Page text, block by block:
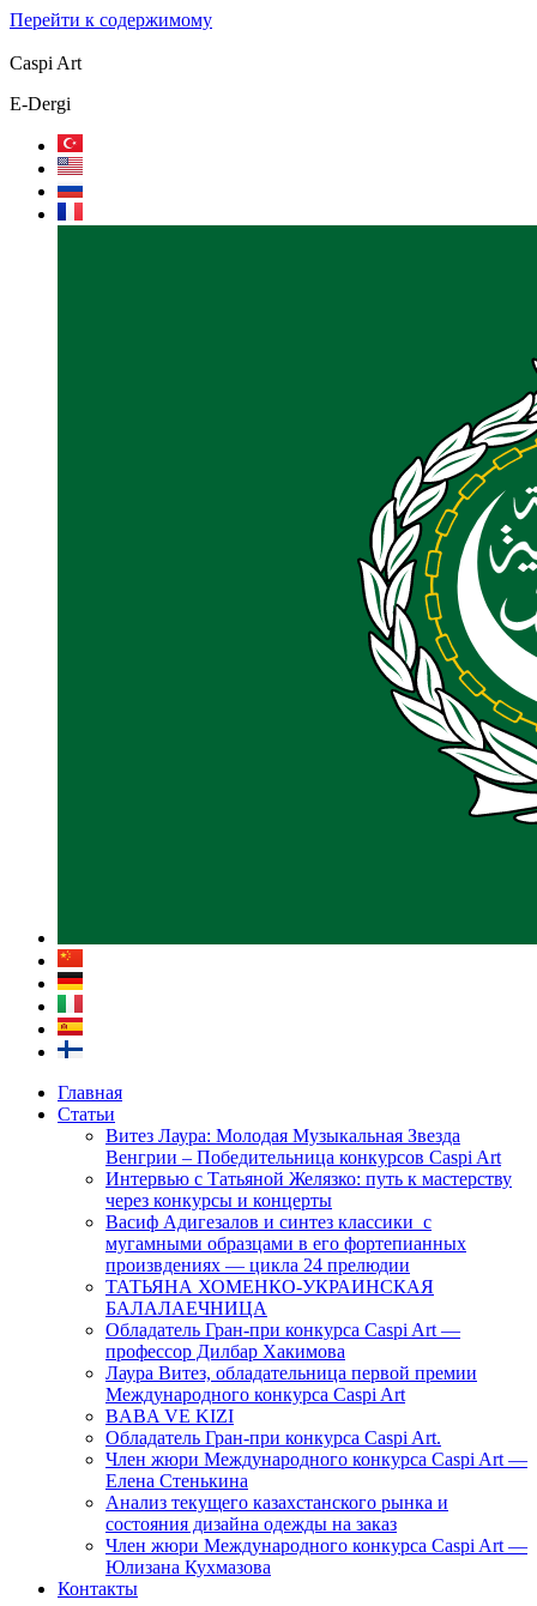
Перейти к содержимому
Caspi Art
E-Dergi
Главная
Статьи
Витез Лаура: Молодая Музыкальная Звезда
Венгрии – Победительница конкурсов Caspi Art
Интервью с Татьяной Желязко: путь к мастерству
через конкурсы и концерты
Васиф Адигезалов и синтез классики с
мугамными образцами в его фортепианных
произвдениях — цикла 24 прелюдии
ТАТЬЯНА ХОМЕНКО-УКРАИНСКАЯ
БАЛАЛАЕЧНИЦА
Обладатель Гран-при конкурса Caspi Art —
профессор Дилбар Хакимова
Лаура Витез, обладательница первой премии
Международного конкурса Caspi Art
BABA VE KIZI
Обладатель Гран-при конкурса Caspi Art.
Член жюри Международного конкурса Caspi Art —
Елена Стенькина
Анализ текущего казахстанского рынка и
состояния дизайна одежды на заказ
Член жюри Международного конкурса Caspi Art —
Юлизана Кухмазова
Контакты